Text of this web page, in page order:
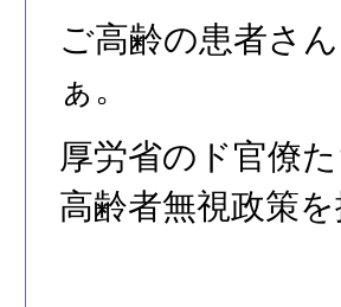
ご高齢の患者さ
ぁ。
厚労省のド官僚
高齢者無視政策